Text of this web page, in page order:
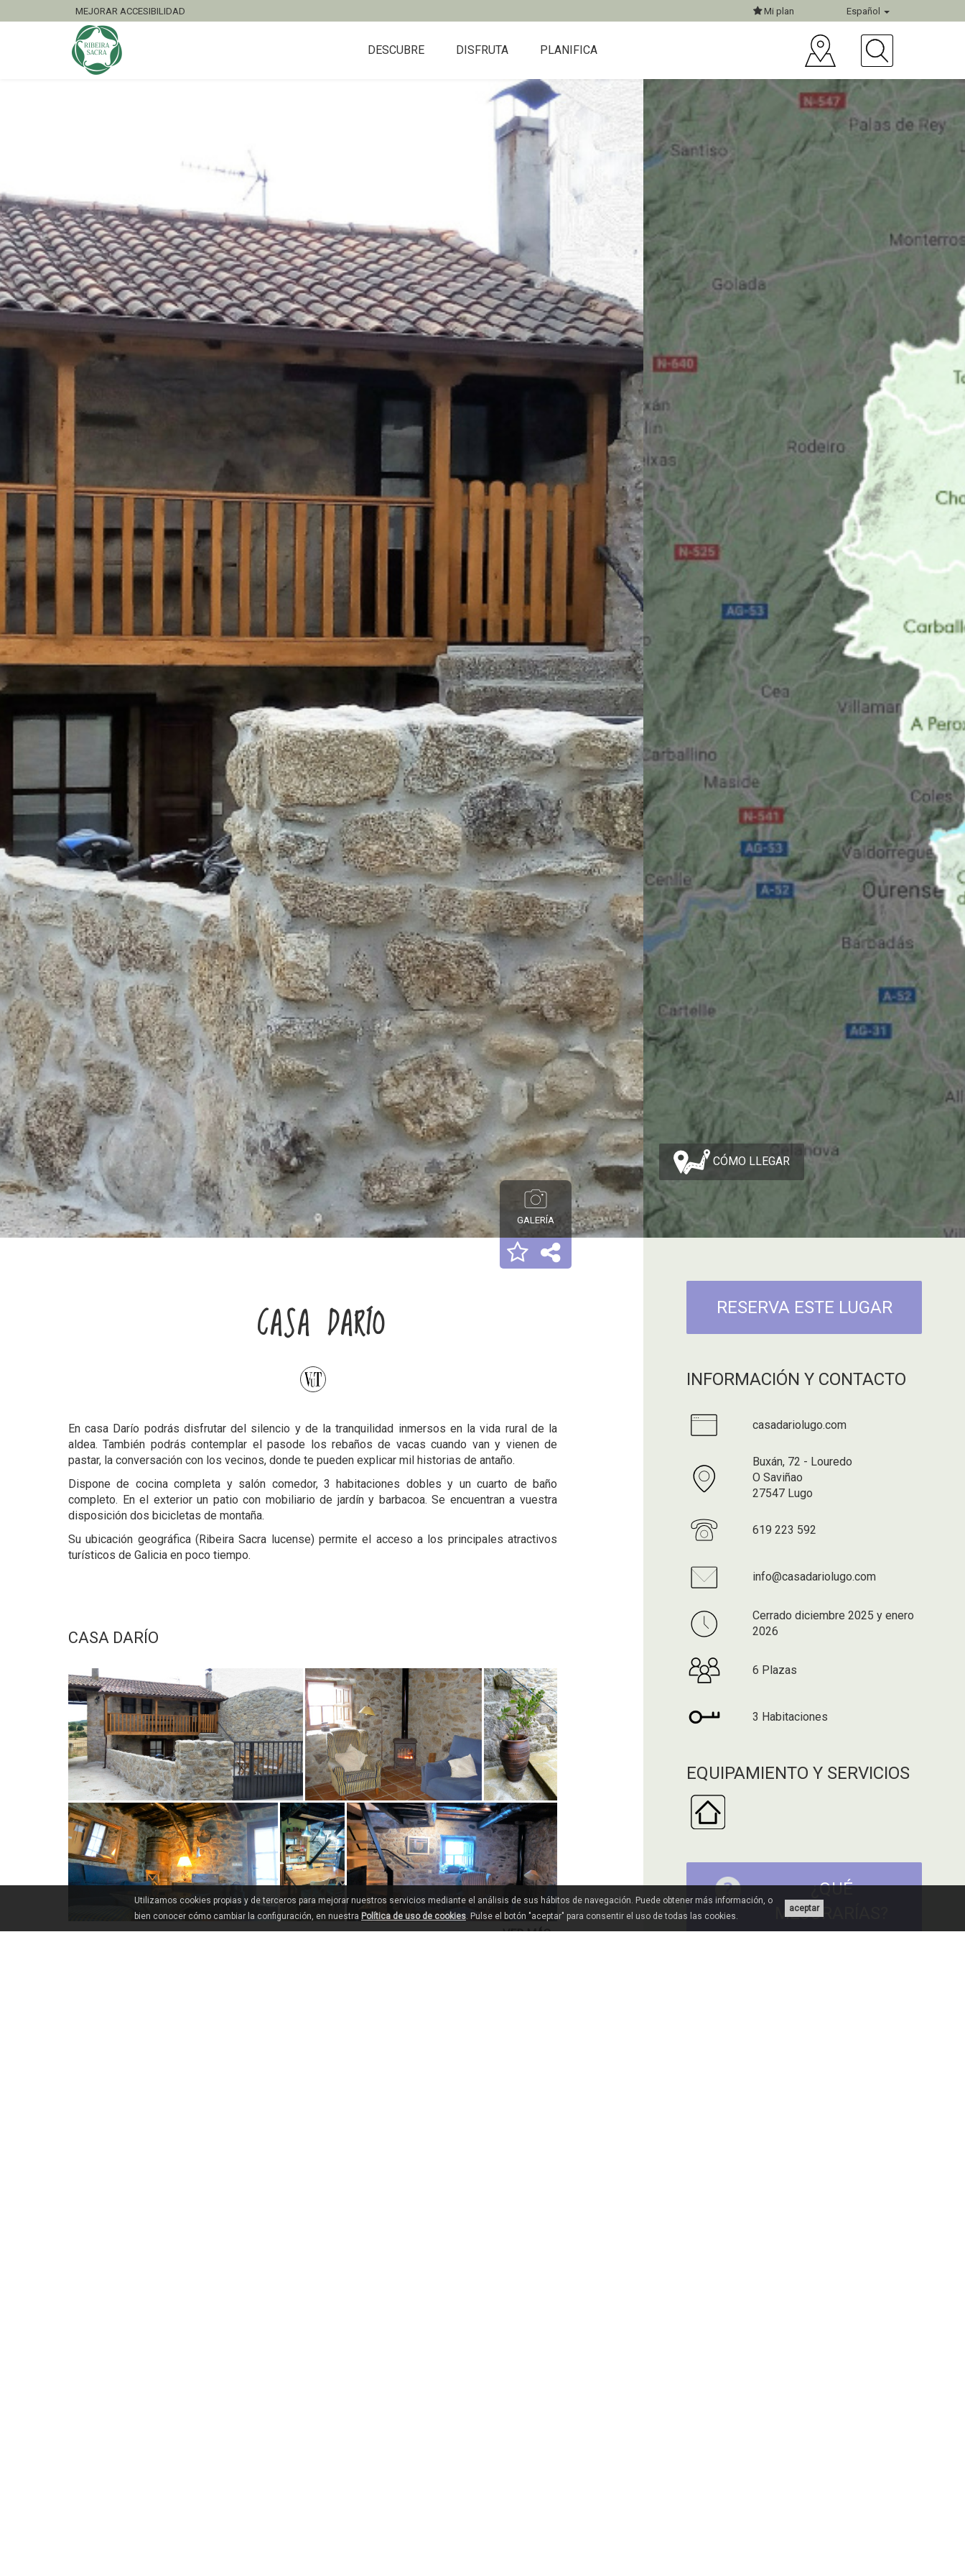
MEJORAR ACCESIBILIDAD Mi plan Español
DESCUBRE DISFRUTA PLANIFICA
CÓMO LLEGAR
GALERÍA
CASA DARÍO
En casa Darío podrás disfrutar del silencio y de la tranquilidad inmersos en la vida rural de la
aldea. También podrás contemplar el pasode los rebaños de vacas cuando van y vienen de
pastar, la conversación con los vecinos, donde te pueden explicar mil historias de antaño.
Dispone de cocina completa y salón comedor, 3 habitaciones dobles y un cuarto de baño
completo. En el exterior un patio con mobiliario de jardín y barbacoa. Se encuentran a vuestra
disposición dos bicicletas de montaña.
Su ubicación geográfica (Ribeira Sacra lucense) permite el acceso a los principales atractivos
turísticos de Galicia en poco tiempo.
CASA DARÍO
VER MÁS...
RESERVA ESTE LUGAR
INFORMACIÓN Y CONTACTO
casadariolugo.com
Buxán, 72 - Louredo
O Saviñao
27547 Lugo
619 223 592
info@casadariolugo.com
Cerrado diciembre 2025 y enero
2026
6 Plazas
3 Habitaciones
EQUIPAMIENTO Y SERVICIOS
¿QUÉ
MEJORARÍAS?
aceptar
Utilizamos cookies propias y de terceros para mejorar nuestros servicios mediante el análisis de sus hábitos de navegación. Puede obtener más información, o
bien conocer cómo cambiar la configuración, en nuestra Política de uso de cookies. Pulse el botón "aceptar" para consentir el uso de todas las cookies.